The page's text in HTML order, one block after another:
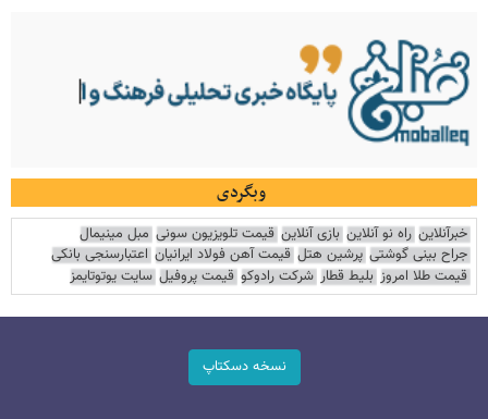
وبگردی
خبرآنلاین راه نو آنلاین بازی آنلاین قیمت تلویزیون سونی مبل مینیمال
جراح بینی گوشتی پرشین هتل قیمت آهن فولاد ایرانیان اعتبارسنجی بانکی
قیمت طلا امروز بلیط قطار شرکت رادوکو قیمت پروفیل سایت یوتوتایمز
نسخه دسکتاپ